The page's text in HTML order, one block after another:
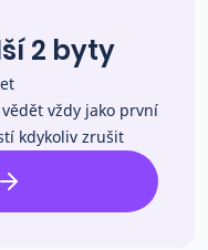
2 byty
vždy jako první
kdykoliv zrušit